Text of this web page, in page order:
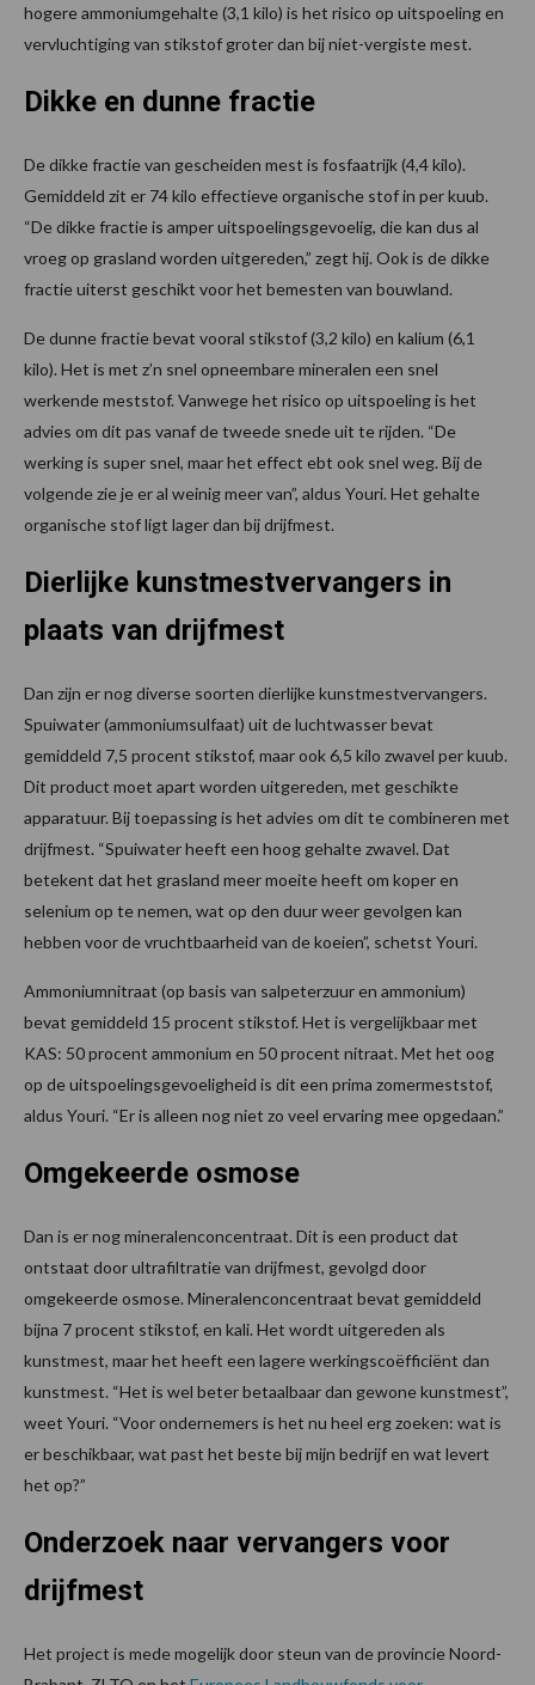
hogere ammoniumgehalte (3,1 kilo) is het risico op uitspoeling en
vervluchtiging van stikstof groter dan bij niet-vergiste mest.
Dikke en dunne fractie
De dikke fractie van gescheiden mest is fosfaatrijk (4,4 kilo).
Gemiddeld zit er 74 kilo effectieve organische stof in per kuub.
“De dikke fractie is amper uitspoelingsgevoelig, die kan dus al
vroeg op grasland worden uitgereden,” zegt hij. Ook is de dikke
fractie uiterst geschikt voor het bemesten van bouwland.
De dunne fractie bevat vooral stikstof (3,2 kilo) en kalium (6,1
kilo). Het is met z’n snel opneembare mineralen een snel
werkende meststof. Vanwege het risico op uitspoeling is het
advies om dit pas vanaf de tweede snede uit te rijden. “De
werking is super snel, maar het effect ebt ook snel weg. Bij de
volgende zie je er al weinig meer van”, aldus Youri. Het gehalte
organische stof ligt lager dan bij drijfmest.
Dierlijke kunstmestvervangers in
plaats van drijfmest
Dan zijn er nog diverse soorten dierlijke kunstmestvervangers.
Spuiwater (ammoniumsulfaat) uit de luchtwasser bevat
gemiddeld 7,5 procent stikstof, maar ook 6,5 kilo zwavel per kuub.
Dit product moet apart worden uitgereden, met geschikte
apparatuur. Bij toepassing is het advies om dit te combineren met
drijfmest. “Spuiwater heeft een hoog gehalte zwavel. Dat
betekent dat het grasland meer moeite heeft om koper en
selenium op te nemen, wat op den duur weer gevolgen kan
hebben voor de vruchtbaarheid van de koeien”, schetst Youri.
Ammoniumnitraat (op basis van salpeterzuur en ammonium)
bevat gemiddeld 15 procent stikstof. Het is vergelijkbaar met
KAS: 50 procent ammonium en 50 procent nitraat. Met het oog
op de uitspoelingsgevoeligheid is dit een prima zomermeststof,
aldus Youri. “Er is alleen nog niet zo veel ervaring mee opgedaan.”
Omgekeerde osmose
Dan is er nog mineralenconcentraat. Dit is een product dat
ontstaat door ultrafiltratie van drijfmest, gevolgd door
omgekeerde osmose. Mineralenconcentraat bevat gemiddeld
bijna 7 procent stikstof, en kali. Het wordt uitgereden als
kunstmest, maar het heeft een lagere werkingscoëfficiënt dan
kunstmest. “Het is wel beter betaalbaar dan gewone kunstmest”,
weet Youri. “Voor ondernemers is het nu heel erg zoeken: wat is
er beschikbaar, wat past het beste bij mijn bedrijf en wat levert
het op?”
Onderzoek naar vervangers voor
drijfmest
Het project is mede mogelijk door steun van de provincie Noord-